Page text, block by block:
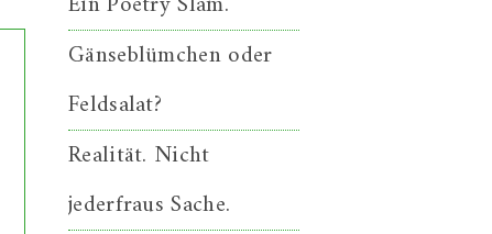
Gänseblümchen oder
Feldsalat?
Realität. Nicht
jederfraus Sache.